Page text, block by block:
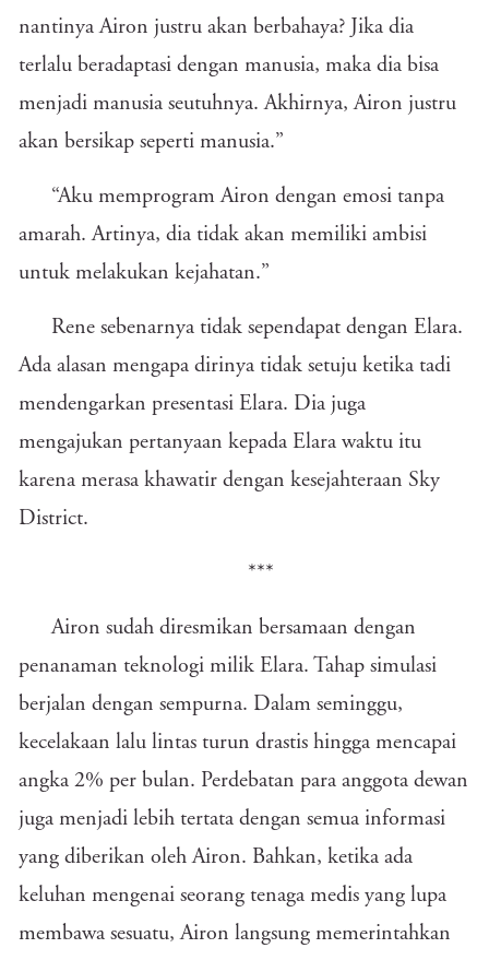
nantinya Airon justru akan berbahaya? Jika dia
terlalu beradaptasi dengan manusia, maka dia bisa
menjadi manusia seutuhnya. Akhirnya, Airon justru
akan bersikap seperti manusia.”
“Aku memprogram Airon dengan emosi tanpa
amarah. Artinya, dia tidak akan memiliki ambisi
untuk melakukan kejahatan.”
Rene sebenarnya tidak sependapat dengan Elara.
Ada alasan mengapa dirinya tidak setuju ketika tadi
mendengarkan presentasi Elara. Dia juga
mengajukan pertanyaan kepada Elara waktu itu
karena merasa khawatir dengan kesejahteraan Sky
District.
***
Airon sudah diresmikan bersamaan dengan
penanaman teknologi milik Elara. Tahap simulasi
berjalan dengan sempurna. Dalam seminggu,
kecelakaan lalu lintas turun drastis hingga mencapai
angka 2% per bulan. Perdebatan para anggota dewan
juga menjadi lebih tertata dengan semua informasi
yang diberikan oleh Airon. Bahkan, ketika ada
keluhan mengenai seorang tenaga medis yang lupa
membawa sesuatu, Airon langsung memerintahkan